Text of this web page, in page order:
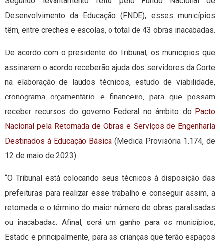
Desenvolvimento da Educação (FNDE), esses municípios
têm, entre creches e escolas, o total de 43 obras inacabadas.
De acordo com o presidente do Tribunal, os municípios que
assinarem o acordo receberão ajuda dos servidores da Corte
na elaboração de laudos técnicos, estudo de viabilidade,
cronograma orçamentário e financeiro, para que possam
receber recursos do governo Federal no âmbito do Pacto
Nacional pela Retomada de Obras e Serviços de Engenharia
Destinados à Educação Básica (Medida Provisória 1.174, de
12 de maio de 2023).
“O Tribunal está colocando seus técnicos à disposição das
prefeituras para realizar esse trabalho e conseguir assim, a
retomada e o término do maior número de obras paralisadas
ou inacabadas. Afinal, será um ganho para os municípios,
Estado e principalmente, para as crianças que terão espaços